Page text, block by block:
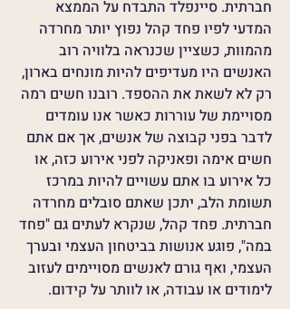
חברתית. סיינפלד התבדח על הממצא
המדעי לפיו פחד קהל נפוץ יותר מחרדה
מהמוות, כשציין שכנראה בלוויה רוב
האנשים היו מעדיפים להיות מונחים בארון,
רק לא לשאת את ההספד. רובנו חשים רמה
מסויימת של עוררות כאשר אנו עומדים
לדבר בפני קבוצה של אנשים, אך אם אתם
חשים אימה ופאניקה לפני אירוע כזה, או
כל אירוע בו אתם עשויים להיות במרכז
תשומת הלב, יתכן שאתם סובלים מחרדה
חברתית. פחד קהל, שנקרא לעתים גם "פחד
במה", פוגע אנושות בביטחון העצמי ובערך
העצמי, ואף גורם לאנשים מסויימים לעזוב
לימודים או עבודה, או לוותר על קידום.